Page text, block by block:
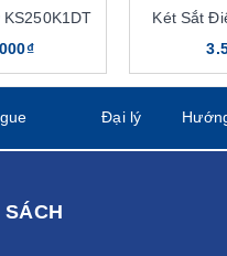
DSG Group đang cung
cháy
sản xuất két sắt được
đây DSG Group xin chia
hợp nhu cầu
chọn lựa mẫu két chống
Két Sắt
Đại lý
SÁCH